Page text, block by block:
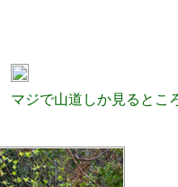
マジで山道しか見るとこ